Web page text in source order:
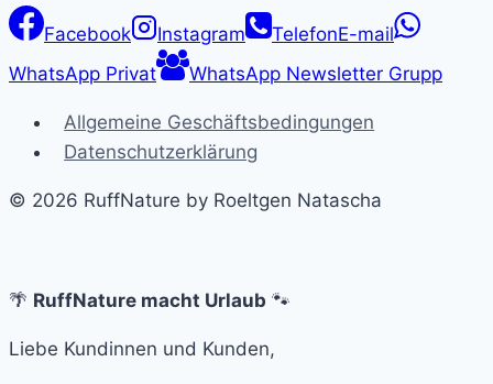
auf.
Die
können
Produktseite
Facebook Instagram TelefonE-mail
WhatsApp Privat
WhatsApp Newsletter Grupp
Allgemeine Geschäftsbedingungen
Datenschutzerklärung
© 2026 RuffNature by Roeltgen Natascha
🌴 RuffNature macht Urlaub 🐾
Liebe Kundinnen und Kunden,